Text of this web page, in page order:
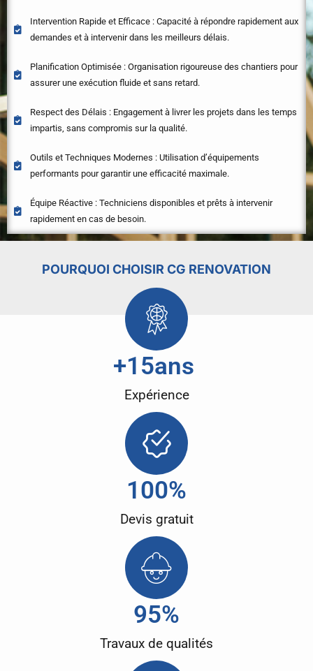
Intervention Rapide et Efficace : Capacité à répondre rapidement aux
demandes et à intervenir dans les meilleurs délais.
Planification Optimisée : Organisation rigoureuse des chantiers pour
assurer une exécution fluide et sans retard.
Respect des Délais : Engagement à livrer les projets dans les temps
impartis, sans compromis sur la qualité.
Outils et Techniques Modernes : Utilisation d’équipements
performants pour garantir une efficacité maximale.
Équipe Réactive : Techniciens disponibles et prêts à intervenir
rapidement en cas de besoin.
POURQUOI CHOISIR CG RENOVATION
Expérience
+15ans
Devis gratuit
100%
Travaux de qualités
95%